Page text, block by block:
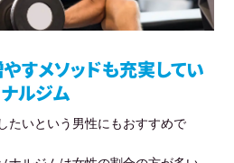
すメソッドも充実してい
ルジム
たいという男性にもおすすめで